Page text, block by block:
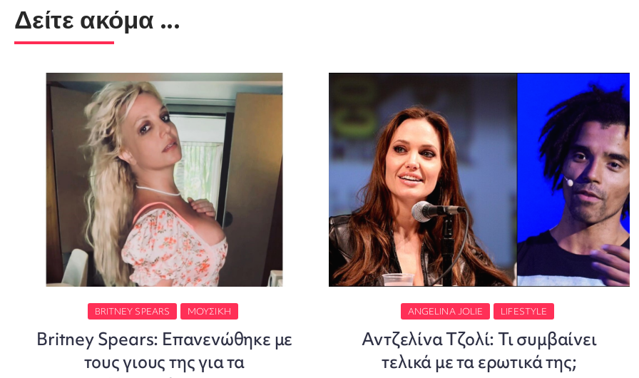
Δείτε ακόμα ...
BRITNEY SPEARS ΜΟΥΣΙΚΉ
Britney Spears: Επανενώθηκε με
τους γιους της για τα
ANGELINA JOLIE LIFESTYLE
Αντζελίνα Τζολί: Τι συμβαίνει
τελικά με τα ερωτικά της;